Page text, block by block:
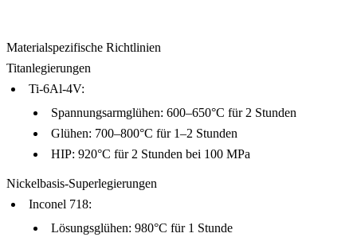
Materialspezifische Richtlinien
Titanlegierungen
Ti-6Al-4V:
Spannungsarmglühen: 600–650°C für 2 Stunden
Glühen: 700–800°C für 1–2 Stunden
HIP: 920°C für 2 Stunden bei 100 MPa
Nickelbasis-Superlegierungen
Inconel 718:
Lösungsglühen: 980°C für 1 Stunde